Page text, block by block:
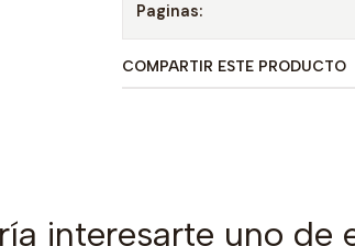
Paginas:
COMPARTIR ESTE PRODUCTO
interesarte uno de